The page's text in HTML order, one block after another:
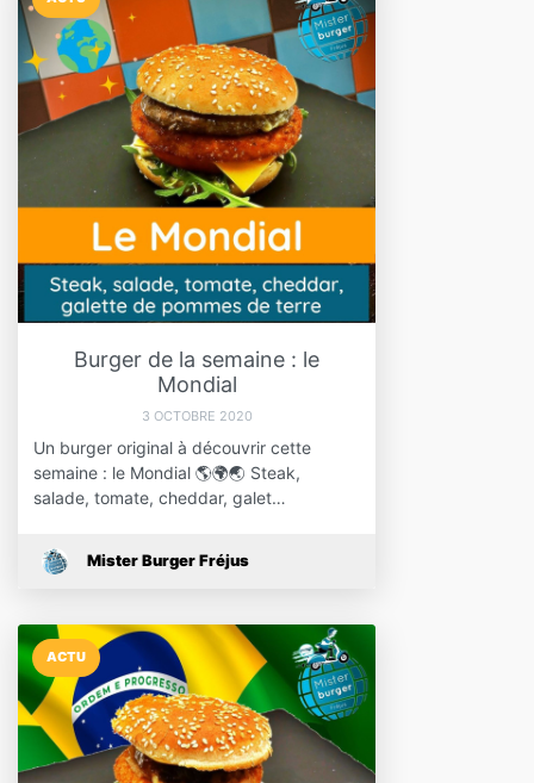
Burger de la semaine : le
Mondial
3 OCTOBRE 2020
Un burger original à découvrir cette
semaine : le Mondial 🌎🌍🌏 Steak,
salade, tomate, cheddar, galet…
Mister Burger Fréjus
ACTU